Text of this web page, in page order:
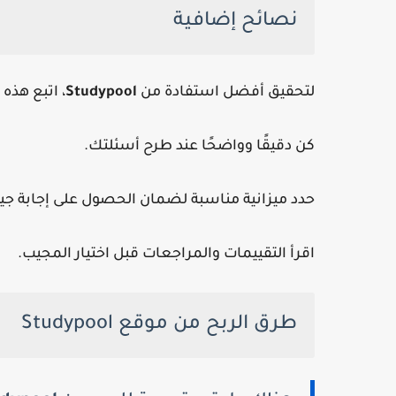
نصائح إضافية
لتحقيق أفضل استفادة من Studypool، اتبع
كن دقيقًا وواضحًا عند طرح أسئلتك.
حدد ميزانية مناسبة لضمان الحصول على إجابة
اقرأ التقييمات والمراجعات قبل اختيار المجيب.
طرق الربح من موقع Studypool